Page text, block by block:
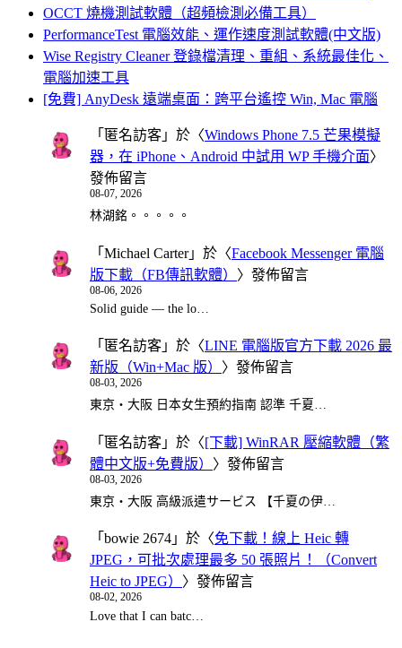
OCCT 燒機測試軟體（超頻檢測必備工具）
PerformanceTest 電腦效能、運作速度測試軟體(中文版)
Wise Registry Cleaner 登錄檔清理、重組、系統最佳化、
電腦加速工具
[免費] AnyDesk 遠端桌面：跨平台遙控 Win, Mac 電腦
「 匿名訪客 」於〈Windows Phone 7.5 芒果模擬
器，在 iPhone、Android 中試用 WP 手機介面〉
發佈留言
08-07, 2026
林湖銘。。。。。
「 Michael Carter」於〈Facebook Messenger 電腦
版下載（FB傳訊軟體） 〉發佈留言
08-06, 2026
Solid guide — the lo…
「 匿名訪客 」於〈LINE 電腦版官方下載 2026 最
新版（Win+Mac 版） 〉發佈留言
08-03, 2026
東京・大阪 日本女生預約指南 認準 千夏…
「 匿名訪客 」於〈[下載] WinRAR 壓縮軟體（繁
體中文版+免費版） 〉發佈留言
08-03, 2026
東京・大阪 高級派遣サービス 【千夏の伊…
「 bowie 2674 」於〈免下載！線上 Heic 轉
JPEG，可批次處理最多 50 張照片！（Convert
Heic to JPEG）
〉發佈留言
08-02, 2026
Love that I can batc…